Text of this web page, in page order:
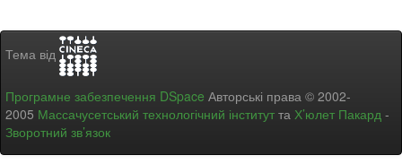
Тема від
Програмне забезпечення DSpace Авторські права © 2002-
2005 Массачусетський технологічний інститут та Х’юлет Пакард -
Зворотний зв’язок